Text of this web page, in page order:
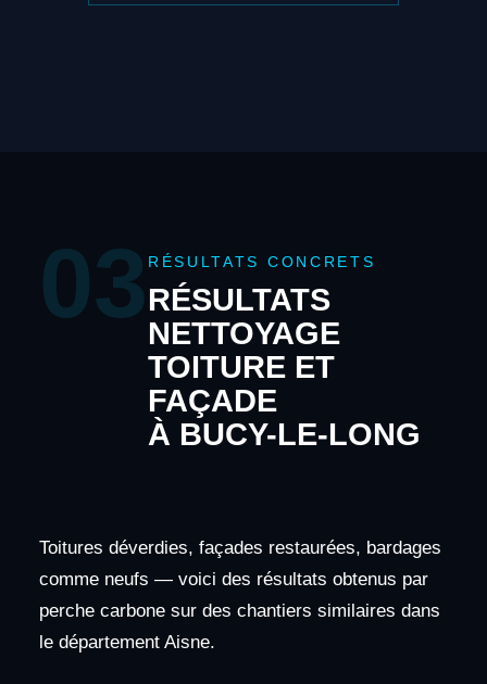
03 RÉSULTATS CONCRETS
RÉSULTATS
NETTOYAGE
TOITURE ET
FAÇADE
À BUCY-LE-LONG
Toitures déverdies, façades restaurées, bardages
comme neufs — voici des résultats obtenus par
perche carbone sur des chantiers similaires dans
le département Aisne.